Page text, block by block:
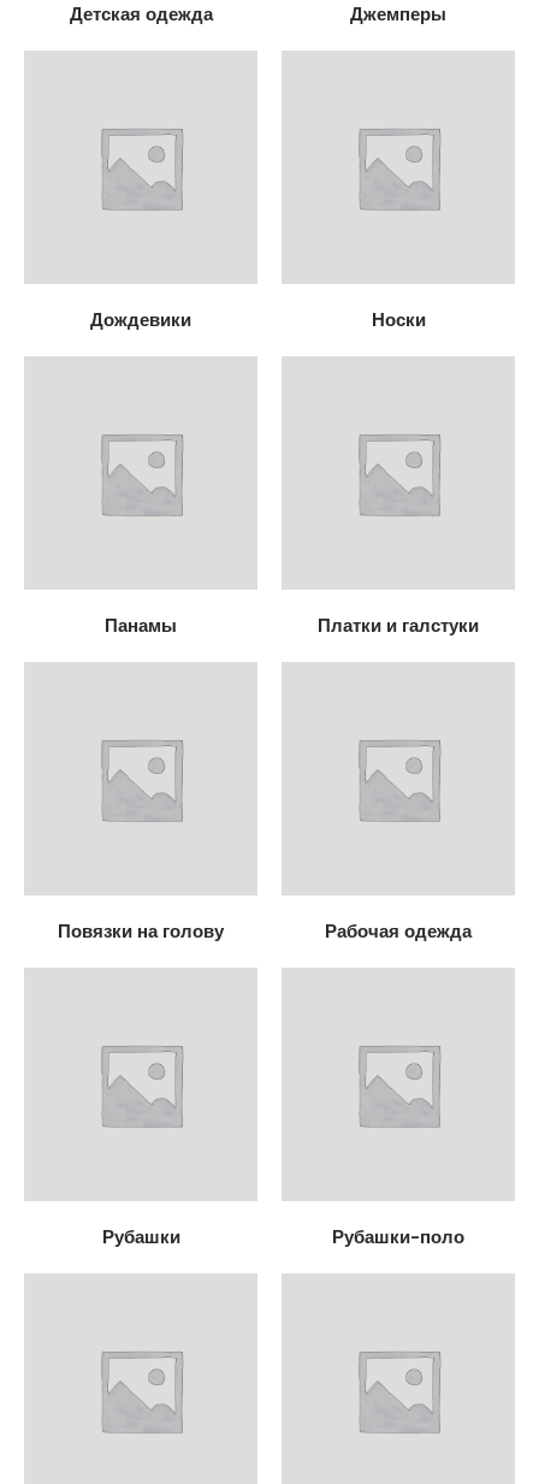
Детская одежда Джемперы
Дождевики Носки
Панамы Платки и галстуки
Повязки на голову Рабочая одежда
Рубашки Рубашки-поло